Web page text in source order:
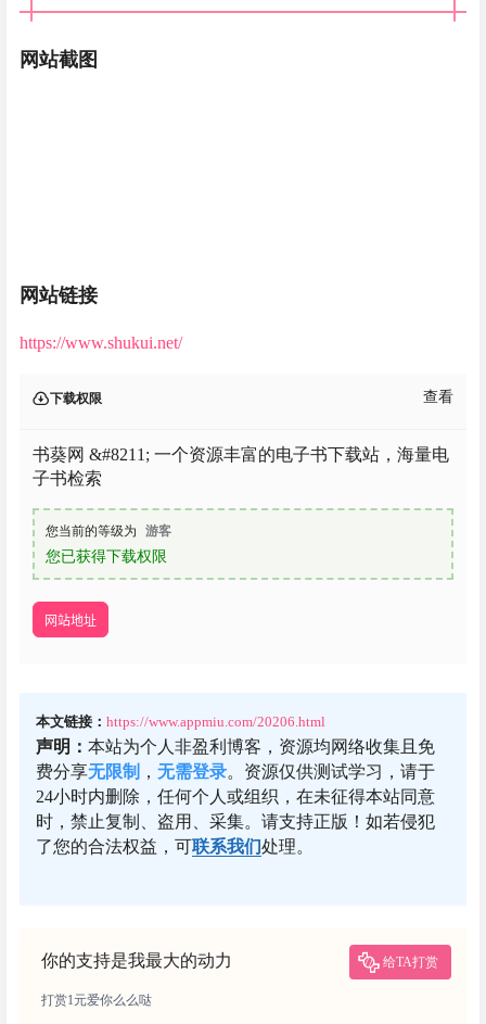
网站截图
网站链接
https://www.shukui.net/
下载权限 查看
书葵网 &#8211; 一个资源丰富的电子书下载站，海量电
子书检索
您当前的等级为 游客
您已获得下载权限
网站地址
本文链接： https://www.appmiu.com/20206.html
声明： 本站为个人非盈利博客，资源均网络收集且免
费分享无限制 ， 无需登录。资源仅供测试学习，请于
24小时内删除，任何个人或组织，在未征得本站同意
时，禁止复制、盗用、采集。请支持正版！如若侵犯
了您的合法权益，可联系我们处理。
你的支持是我最大的动力 给TA打赏
打赏1元爱你么么哒